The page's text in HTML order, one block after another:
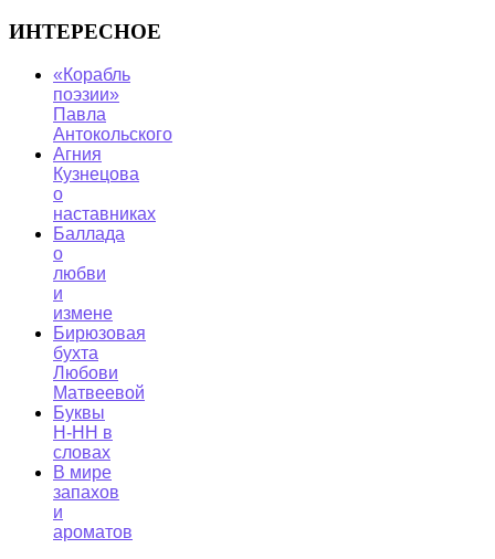
ИНТЕРЕСНОЕ
«Корабль
поэзии»
Павла
Антокольского
Агния
Кузнецова
о
наставниках
Баллада
о
любви
и
измене
Бирюзовая
бухта
Любови
Матвеевой
Буквы
Н-НН в
словах
В мире
запахов
и
ароматов